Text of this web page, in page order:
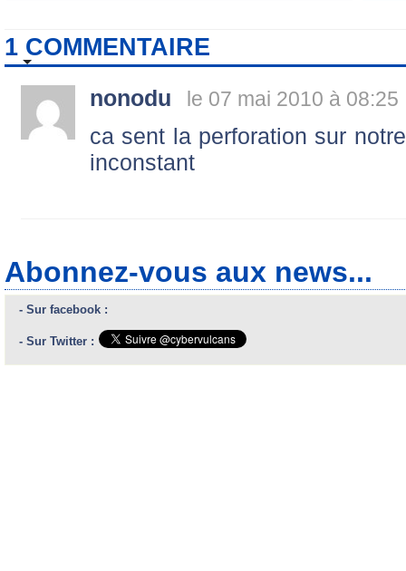
1 COMMENTAIRE
nonodu le 07 mai 2010 à 08:25
ca sent la perforation sur
inconstant
Abonnez-vous aux news...
- Sur facebook :
- Sur Twitter :